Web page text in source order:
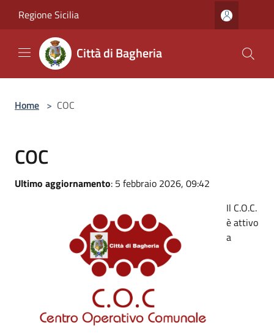
Regione Sicilia
Città di Bagheria
Home > COC
COC
Ultimo aggiornamento: 5 febbraio 2026, 09:42
Il C.O.C.
è attivo
a